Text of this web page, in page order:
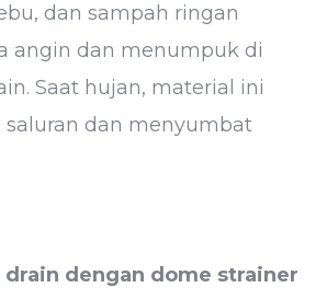
dan sampah ringan
angin dan menumpuk di
Saat hujan, material ini
dan menyumbat
drain dengan dome strainer